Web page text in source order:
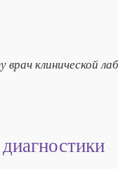
клинической